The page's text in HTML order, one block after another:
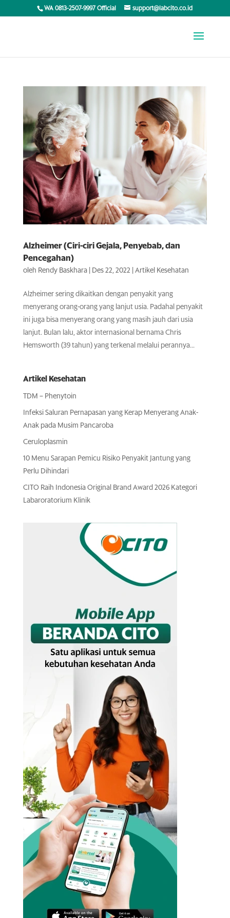
WA 0813-2507-9997 Official support@labcito.co.id
Alzheimer (Ciri-ciri Gejala, Penyebab, dan
Pencegahan)
oleh Rendy Baskhara| Des 22, 2022 Artikel Kesehatan
Alzheimer sering dikaitkan dengan penyakit yang
menyerang orang-orang yang lanjut usia. Padahal penyakit
ini juga bisa menyerang orang yang masih jauh dari usia
lanjut. Bulan lalu, aktor internasional bernama Chris
Hemsworth (39 tahun) yang terkenal melalui perannya...
Artikel Kesehatan
TDM – Phenytoin
Infeksi Saluran Pernapasan yang Kerap Menyerang Anak-
Anak pada Musim Pancaroba
Ceruloplasmin
10 Menu Sarapan Pemicu Risiko Penyakit Jantung yang
Perlu Dihindari
CITO Raih Indonesia Original Brand Award 2026 Kategori
Labaroratorium Klinik